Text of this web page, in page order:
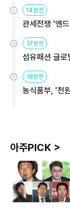
14분전
관세전쟁 '엔
17분전
섬유패션 글
18분전
농식품부, '천
아주PICK >